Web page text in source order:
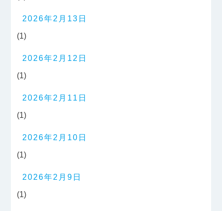
2026年2月13日
(1)
2026年2月12日
(1)
2026年2月11日
(1)
2026年2月10日
(1)
2026年2月9日
(1)